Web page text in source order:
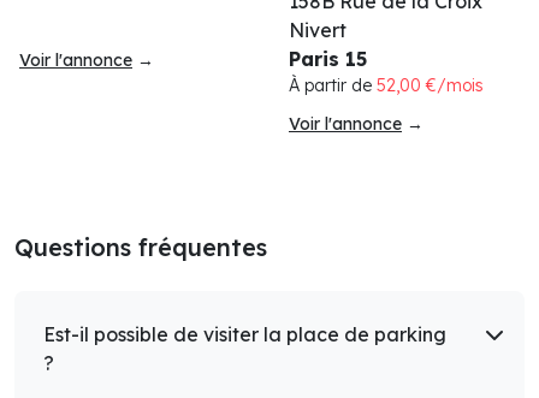
Voir l'annonce →
Nivert
Paris 15
À partir de 52,00 €/mois
Voir l'annonce →
Questions fréquentes
Est-il possible de visiter la place de parking
?